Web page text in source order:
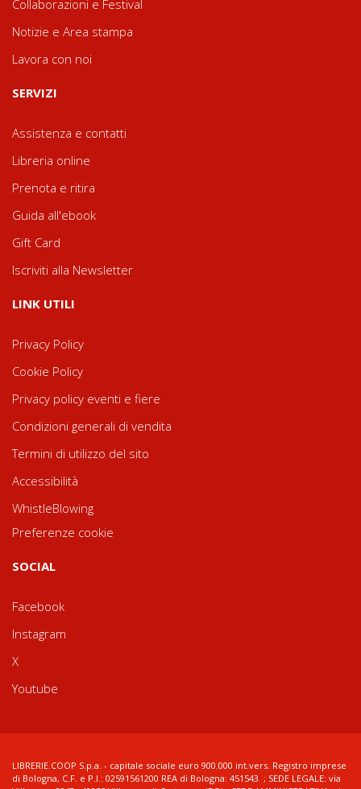
Collaborazioni e Festival
Notizie e Area stampa
Lavora con noi
SERVIZI
Assistenza e contatti
Libreria online
Prenota e ritira
Guida all'ebook
Gift Card
Iscriviti alla Newsletter
LINK UTILI
Privacy Policy
Cookie Policy
Privacy policy eventi e fiere
Condizioni generali di vendita
Termini di utilizzo del sito
Accessibilità
WhistleBlowing
Preferenze cookie
SOCIAL
Facebook
Instagram
X
Youtube
LIBRERIE.COOP S.p.a. - capitale sociale euro 900.000 int.vers. Registro imprese
di Bologna, C.F. e P.I.: 02591561200 REA di Bologna: 451543 ; SEDE LEGALE: via